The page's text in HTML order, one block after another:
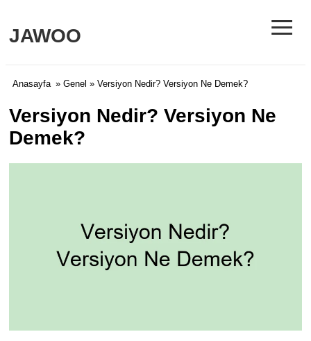
JAWOO ≡
Anasayfa » Genel » Versiyon Nedir? Versiyon Ne Demek?
Versiyon Nedir? Versiyon Ne
Demek?